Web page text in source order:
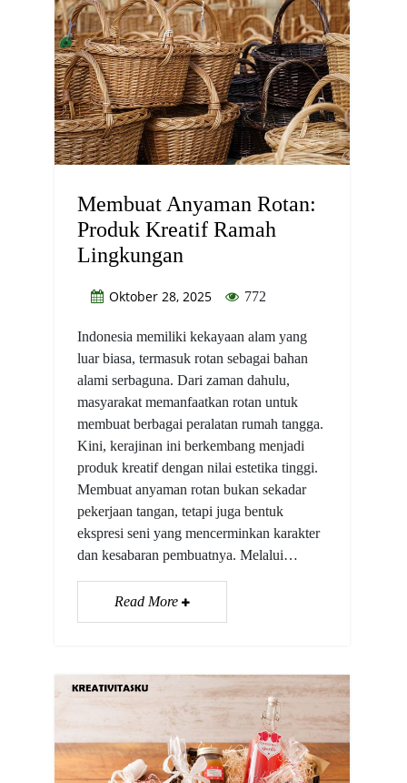
Membuat Anyaman Rotan:
Produk Kreatif Ramah
Lingkungan
Oktober 28, 2025 772
Indonesia memiliki kekayaan alam yang
luar biasa, termasuk rotan sebagai bahan
alami serbaguna. Dari zaman dahulu,
masyarakat memanfaatkan rotan untuk
membuat berbagai peralatan rumah tangga.
Kini, kerajinan ini berkembang menjadi
produk kreatif dengan nilai estetika tinggi.
Membuat anyaman rotan bukan sekadar
pekerjaan tangan, tetapi juga bentuk
ekspresi seni yang mencerminkan karakter
dan kesabaran pembuatnya. Melalui…
Read More